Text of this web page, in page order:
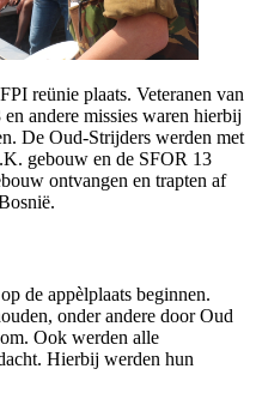
reünie plaats. Veteranen van
andere missies waren hierbij
De Oud-Strijders werden met
gebouw en de SFOR 13
ontvangen en trapten af
de appèlplaats beginnen.
onder andere door Oud
Ook werden alle
Hierbij werden hun